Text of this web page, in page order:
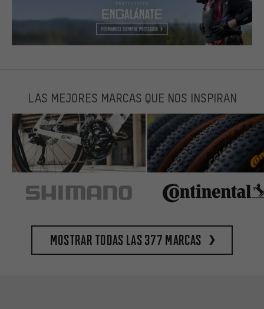
LAS MEJORES MARCAS QUE NOS INSPIRAN
Mostrar todas las 377 marcas